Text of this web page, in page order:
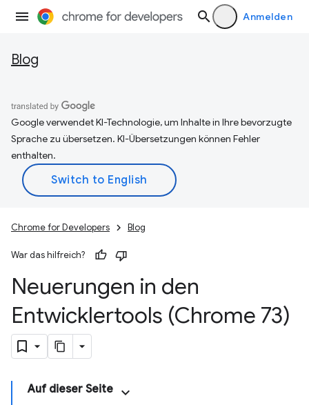
Anmelden
Blog
Google verwendet KI-Technologie, um Inhalte in Ihre bevorzugte
Sprache zu übersetzen. KI-Übersetzungen können Fehler
enthalten.
Chrome for Developers Blog
War das hilfreich?
Neuerungen in den
Entwicklertools (Chrome 73)
Auf dieser Seite